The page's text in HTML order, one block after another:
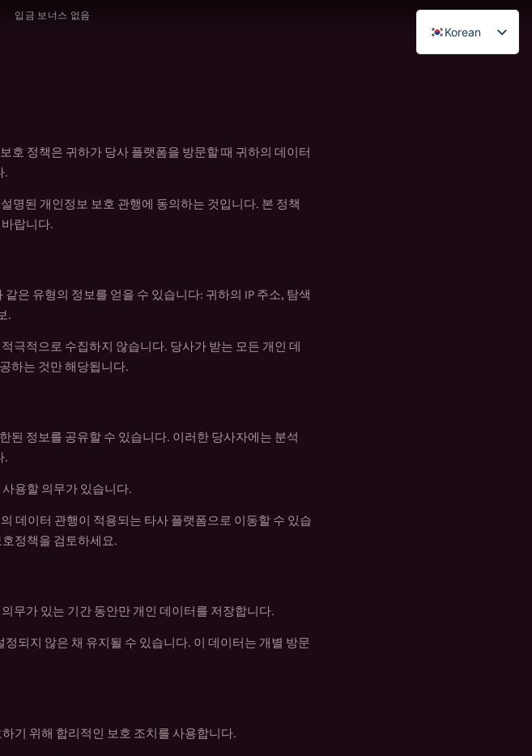
Korean
English
입금 보너스 없음
호 정책은 귀하가 당사 플랫폼을 방문할 때 귀하의 데이터
.
명된 개인정보 보호 관행에 동의하는 것입니다. 본 정책
랍니다.
은 유형의 정보를 얻을 수 있습니다: 귀하의 IP 주소, 탐색
.
극적으로 수집하지 않습니다. 당사가 받는 모든 개인 데
하는 것만 해당됩니다.
된 정보를 공유할 수 있습니다. 이러한 당사자에는 분석
.
용할 의무가 있습니다.
데이터 관행이 적용되는 타사 플랫폼으로 이동할 수 있습
정책을 검토하세요.
무가 있는 기간 동안만 개인 데이터를 저장합니다.
되지 않은 채 유지될 수 있습니다. 이 데이터는 개별 방문
기 위해 합리적인 보호 조치를 사용합니다.